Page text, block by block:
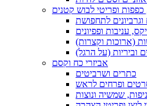
כפפות ופריטי לבוש קטנים
וגרביונים לתחפושת
עניבות ופפיונים
(ארוכות וקצרות)
וביריות (על הרגל)
אביזרי כח וקסם
כתרים ושרביטים
ופרחים לראש
שמשיה ונוצות